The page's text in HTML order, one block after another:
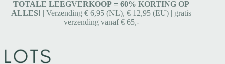
TOTALE LEEGVERKOOP = 60% KORTING OP
ALLES! | Verzending € 6,95 (NL), € 12,95 (EU) | gratis
verzending vanaf € 65,-